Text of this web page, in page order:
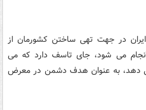
در جهت تهی ساختن کشورمان از
می شود، جای تاسف دارد که می
دهد، به عنوان هدف دشمن در معرض